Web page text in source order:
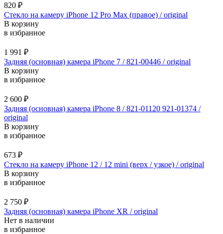
820 ₽
Стекло на камеру iPhone 12 Pro Max (правое) / original
В корзину
в избранное
1 991 ₽
Задняя (основная) камера iPhone 7 / 821-00446 / original
В корзину
в избранное
2 600 ₽
Задняя (основная) камера iPhone 8 / 821-01120 921-01374 /
original
В корзину
в избранное
673 ₽
Стекло на камеру iPhone 12 / 12 mini (верх / узкое) / original
В корзину
в избранное
2 750 ₽
Задняя (основная) камера iPhone XR / original
Нет в наличии
в избранное